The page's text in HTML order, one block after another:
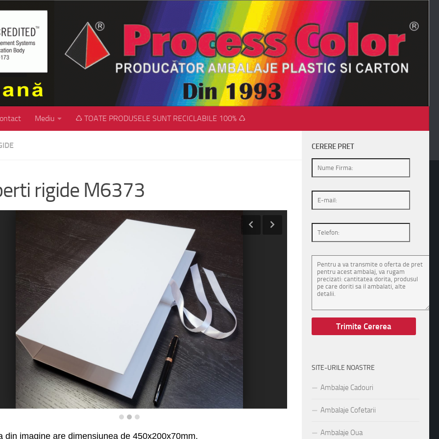
Mediu ♺ TOATE PRODUSELE SUNT RECICLABILE 100% ♺
rigide M6373
din imagine are dimensiunea de 450x200x70
CERERE PRET
SITE-URILE NOASTRE
Ambalaje Cadouri
Ambalaje Cofetarii
Ambalaje Oua